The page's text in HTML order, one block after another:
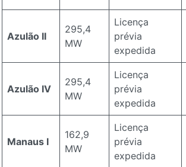
Azulão II
295,4
MW
Licença
prévia
expedida
Azulão IV
295,4
MW
Licença
prévia
expedida
Manaus I
162,9
MW
Licença
prévia
expedida